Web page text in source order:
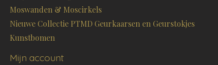
Moswanden & Moscirkels
Nieuwe Collectie PTMD Geurkaarsen en Geurstokjes
Kunstbomen
Mijn account